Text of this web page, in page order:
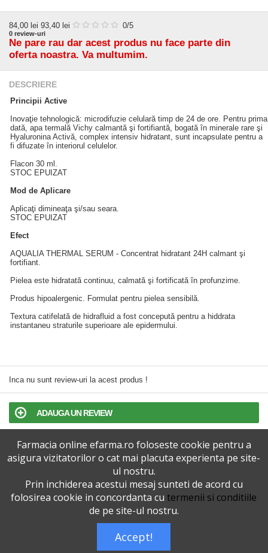
84,00 lei 93,40 lei 0/5
0 review-uri
Ne pare rau dar acest produs nu face parte din
oferta noastra. Va multumim.
DESCRIERE
Principii Active
Inovaţie tehnologică: microdifuzie celulară timp de 24 de ore. Pentru prima
dată, apa termală Vichy calmantă şi fortifiantă, bogată în minerale rare şi
Hyaluronina Activă, complex intensiv hidratant, sunt incapsulate pentru a
fi difuzate în interiorul celulelor.
Flacon 30 ml.
STOC EPUIZAT
Mod de Aplicare
Aplicaţi dimineaţa şi/sau seara.
STOC EPUIZAT
Efect
AQUALIA THERMAL SERUM - Concentrat hidratant 24H calmant şi
fortifiant.
Pielea este hidratată continuu, calmată şi fortificată în profunzime.
Produs hipoalergenic. Formulat pentru pielea sensibilă.
Textura catifelată de hidrafluid a fost concepută pentru a hiddrata
instantaneu straturile superioare ale epidermului.
Inca nu sunt review-uri la acest produs !
ADAUGA UN REVIEW
TERMENI SI CONDITII
POLITICA DE CONFIDENTIALITATE
VERSIUNEA DESKTOP
Farmacia online efarma.ro foloseste cookie pentru a
asigura vizitatorilor o cat mai placuta experienta pe site-
ul nostru.
Prin inchiderea acestui mesaj sunteti de acord cu
folosirea cookie in concordanta cu termenii si conditiile
de pe site-ul nostru.
Accept!